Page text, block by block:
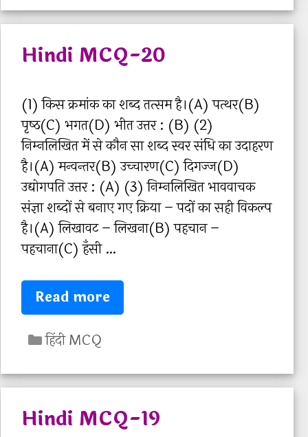
र्ण
प्र
श्नों
अ
भी
प
ढ़ें
i
C
-
2
1
t
g
r
i
e
s
Hindi MCQ-20
(1) किस क्रमांक का शब्‍द तत्‍सम है।(A) पत्‍थर(B)
पृष्‍ठ(C) भगत(D) भीत उत्तर : (B) (2)
निम्‍नलिखित में से कौन सा शब्‍द स्‍वर संधि का उदाहरण
है।(A) मन्‍वन्‍तर(B) उच्‍चारण(C) दिगज्‍ज(D)
उद्योगपति उत्तर : (A) (3) निम्‍नलिखित भाववाचक
संज्ञा शब्‍दों से बनाए गए क्रिया – पदों का सही विकल्‍प
है।(A) लिखावट – लिखना(B) पहचान –
पहचाना(C) हँसी …
Read moreH
i
i
C
C
t
g
हिंदी MCQ
Hindi MCQ-19